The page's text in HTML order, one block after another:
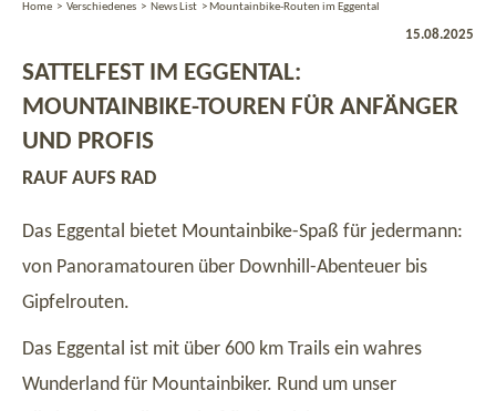
Home > Verschiedenes > News List > Mountainbike-Routen im Eggental
15.08.2025
SATTELFEST IM EGGENTAL:
MOUNTAINBIKE-TOUREN FÜR ANFÄNGER
UND PROFIS
RAUF AUFS RAD
Das Eggental bietet Mountainbike-Spaß für jedermann:
von Panoramatouren über Downhill-Abenteuer bis
Gipfelrouten.
Das Eggental ist mit über 600 km Trails ein wahres
Wunderland für Mountainbiker. Rund um unser